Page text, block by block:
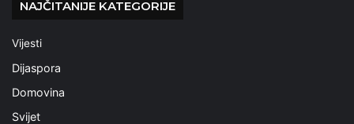
NAJČITANIJE KATEGORIJE
Vijesti
Dijaspora
Domovina
Svijet